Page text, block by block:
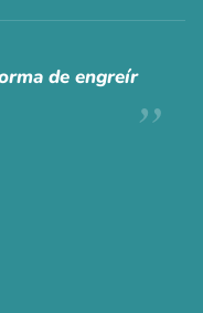
raros.
🐾
de engreír